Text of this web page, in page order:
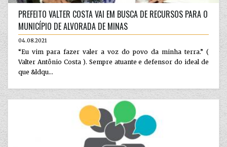
PREFEITO VALTER COSTA VAI EM BUSCA DE RECURSOS PARA O
MUNICÍPIO DE ALVORADA DE MINAS
04.08.2021
“Eu vim para fazer valer a voz do povo da minha terra.” (
Valter Antônio Costa ). Sempre atuante e defensor do ideal de
que &ldqu...